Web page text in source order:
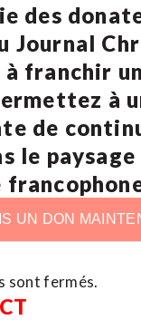
des
Journal
franchir
à
de
le paysage
UN DON
sont fermés.